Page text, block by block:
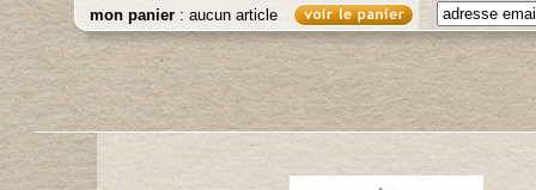
mon panier : aucun article